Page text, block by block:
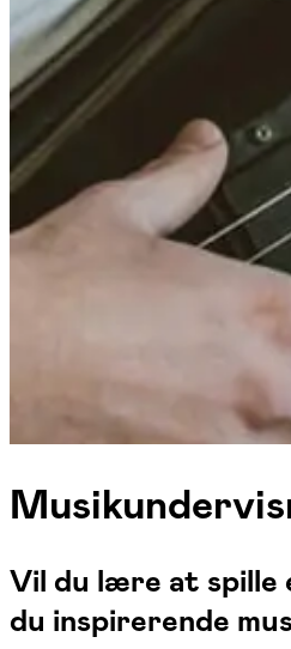
Vil du lære at spille
du inspirerende